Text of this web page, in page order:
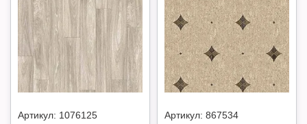
Артикул: 1076125 Артикул: 867534